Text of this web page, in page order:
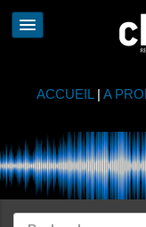
ACCUEIL | A